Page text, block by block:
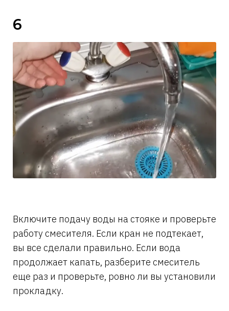
6
Включите подачу воды на стояке и проверьте
работу смесителя. Если кран не подтекает,
вы все сделали правильно. Если вода
продолжает капать, разберите смеситель
еще раз и проверьте, ровно ли вы установили
прокладку.